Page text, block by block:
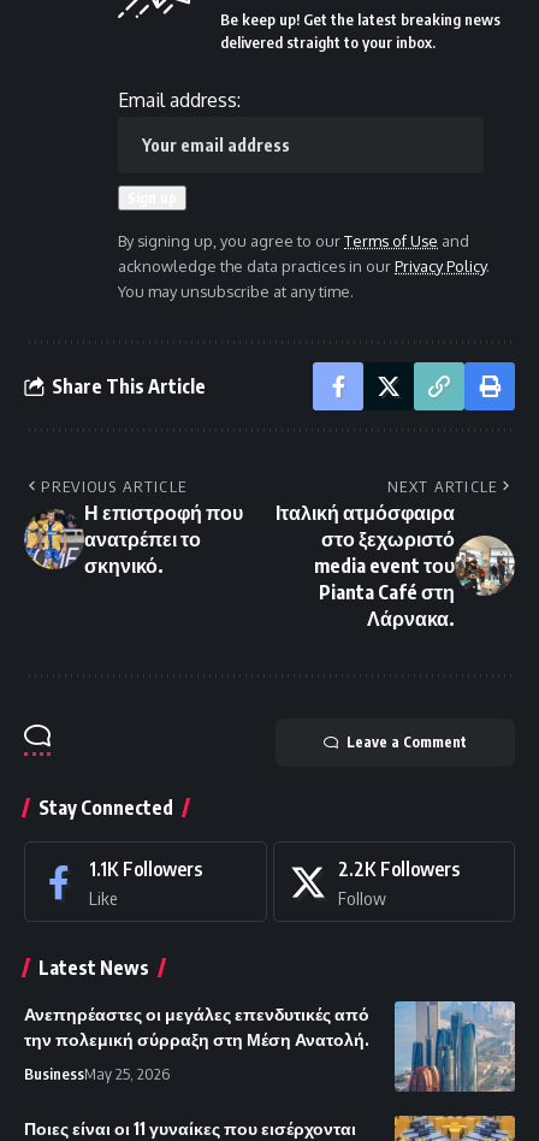
Be keep up! Get the latest breaking news
delivered straight to your inbox.
Email address:
By signing up, you agree to ourTerms of Use and
acknowledge the data practices in ourPrivacy Policy.
You may unsubscribe at any time.
Share This Article
PREVIOUS ARTICLE
Η επιστροφή που
ανατρέπει το
σκηνικό.
NEXT ARTICLE
Ιταλική ατμόσφαιρα
στο ξεχωριστό
media event του
Pianta Café στη
Λάρνακα.
Leave a Comment
Stay Connected
1.1K Followers
Like
2.2K Followers
Follow
Latest News
Ανεπηρέαστες οι μεγάλες επενδυτικές από
την πολεμική σύρραξη στη Μέση Ανατολή.
BusinessMay 25, 2026
Ποιες είναι οι 11 γυναίκες που εισέρχονται